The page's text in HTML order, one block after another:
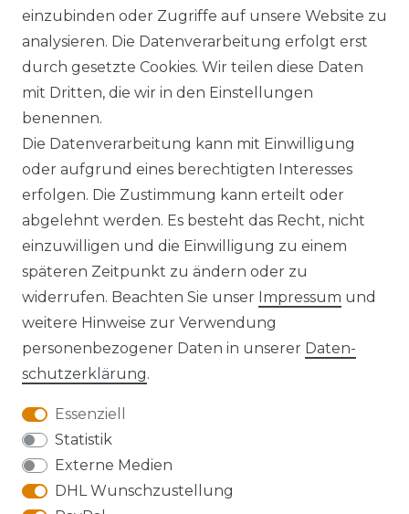
einzubinden oder Zugriffe auf unsere Website zu
analysieren. Die Datenverarbeitung erfolgt erst
durch gesetzte Cookies. Wir teilen diese Daten
mit Dritten, die wir in den Einstellungen
benennen.
Die Datenverarbeitung kann mit Einwilligung
oder aufgrund eines berechtigten Interesses
erfolgen. Die Zustimmung kann erteilt oder
abgelehnt werden. Es besteht das Recht, nicht
einzuwilligen und die Einwilligung zu einem
späteren Zeitpunkt zu ändern oder zu
widerrufen. Beachten Sie unser Impressum und
weitere Hinweise zur Verwendung
personenbezogener Daten in unserer Daten­
schutz­erklärung.
Essenziell
Statistik
Externe Medien
DHL Wunschzustellung
AGB Barrierefreiheitserklärung
Widerrufs­recht
VERTRAG WIDERRUFEN Kontakt